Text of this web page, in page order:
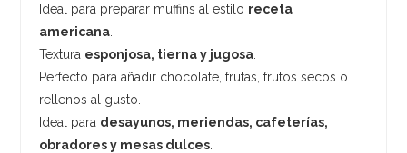
Ideal para preparar muffins al estilo receta
americana
Textura esponjosa, tierna y jugosa
Perfecto para añadir chocolate, frutas, frutos secos o
rellenos al gusto.
Ideal para desayunos, meriendas, cafeterías,
obradores y mesas dulces